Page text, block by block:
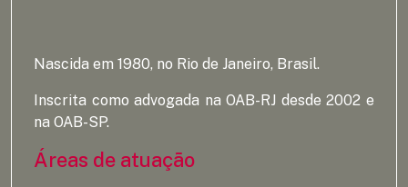
Nascida em 1980, no Rio de Janeiro, Brasil.
Inscrita como advogada na OAB-RJ desde 2002 e
na OAB-SP.
Áreas de atuação